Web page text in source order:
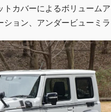
トカバーによるボリューム
ション、アンダービューミ